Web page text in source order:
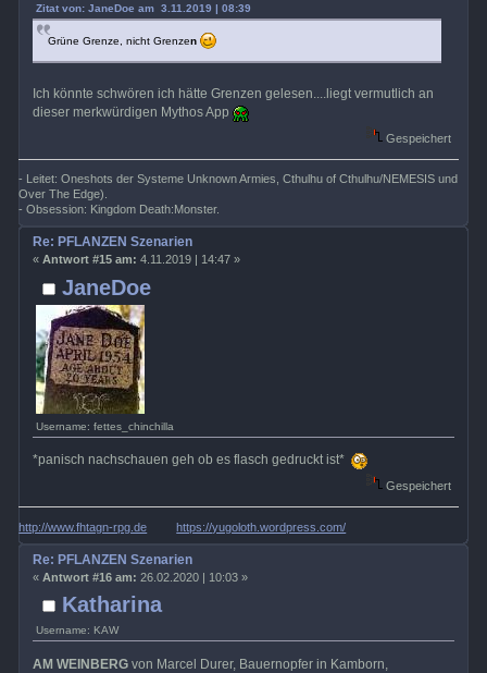
Zitat von: JaneDoe am 3.11.2019 | 08:39
Grüne Grenze, nicht Grenzen
Ich könnte schwören ich hätte Grenzen gelesen....liegt vermutlich an
dieser merkwürdigen Mythos App
Gespeichert
- Leitet: Oneshots der Systeme Unknown Armies, Cthulhu of Cthulhu/NEMESIS und
Over The Edge).
- Obsession: Kingdom Death:Monster.
JaneDoe
Username: fettes_chinchilla
Re: PFLANZEN Szenarien
« Antwort #15 am: 4.11.2019 | 14:47 »
*panisch nachschauen geh ob es flasch gedruckt ist*
Gespeichert
http://www.fhtagn-rpg.de https://yugoloth.wordpress.com/
Katharina
Username: KAW
Re: PFLANZEN Szenarien
« Antwort #16 am: 26.02.2020 | 10:03 »
AM WEINBERG von Marcel Durer, Bauernopfer in Kamborn,